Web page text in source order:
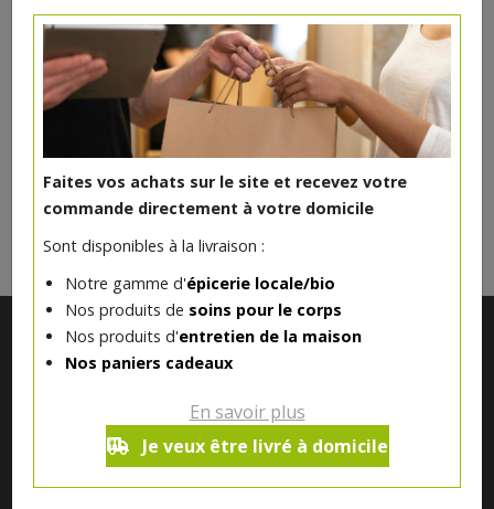
Faites vos achats sur le site et recevez votre
commande directement à votre domicile
Sont disponibles à la livraison :
Notre gamme d'épicerie locale/bio
Nos produits de soins pour le corps
Nos produits d'entretien de la maison
Nos paniers cadeaux
En savoir plus
Je veux être livré à domicile
Produit indisponible actuellement
DANS LA MÊME CATÉGORIE ...